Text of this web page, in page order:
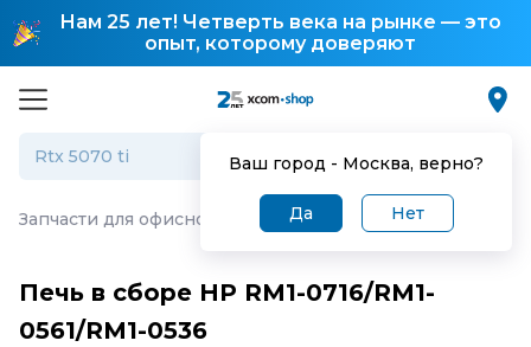
Нам 25 лет! Четверть века на рынке — это
опыт, которому доверяют
Ваш город - Москва, верно?
Да Нет
Запчасти для офисной техники · Печь в сборе HP RM1-
Печь в сборе HP RM1-0716/RM1-
0561/RM1-0536